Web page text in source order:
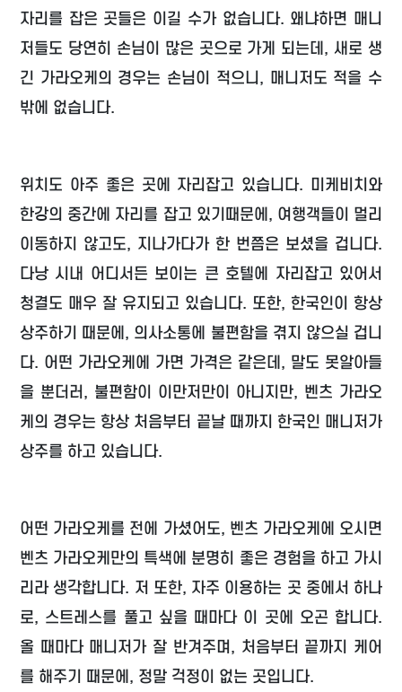
자리를 잡은 곳들은 이길 수가 없습니다. 왜냐하면 매니
저들도 당연히 손님이 많은 곳으로 가게 되는데, 새로 생
긴 가라오케의 경우는 손님이 적으니, 매니저도 적을 수
밖에 없습니다.
위치도 아주 좋은 곳에 자리잡고 있습니다. 미케비치와
한강의 중간에 자리를 잡고 있기때문에, 여행객들이 멀리
이동하지 않고도, 지나가다가 한 번쯤은 보셨을 겁니다.
다낭 시내 어디서든 보이는 큰 호텔에 자리잡고 있어서
청결도 매우 잘 유지되고 있습니다. 또한, 한국인이 항상
상주하기 때문에, 의사소통에 불편함을 겪지 않으실 겁니
다. 어떤 가라오케에 가면 가격은 같은데, 말도 못알아들
을 뿐더러, 불편함이 이만저만이 아니지만, 벤츠 가라오
케의 경우는 항상 처음부터 끝날 때까지 한국인 매니저가
상주를 하고 있습니다.
어떤 가라오케를 전에 가셨어도, 벤츠 가라오케에 오시면
벤츠 가라오케만의 특색에 분명히 좋은 경험을 하고 가시
리라 생각합니다. 저 또한, 자주 이용하는 곳 중에서 하나
로, 스트레스를 풀고 싶을 때마다 이 곳에 오곤 합니다.
올 때마다 매니저가 잘 반겨주며, 처음부터 끝까지 케어
를 해주기 때문에, 정말 걱정이 없는 곳입니다.